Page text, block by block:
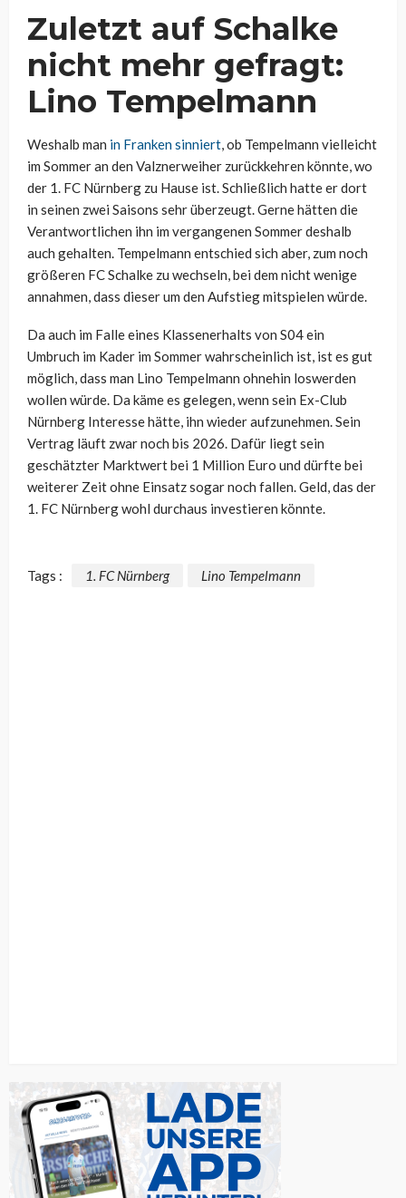
Zuletzt auf Schalke
nicht mehr gefragt:
Lino Tempelmann
Weshalb man in Franken sinniert, ob Tempelmann vielleicht
im Sommer an den Valznerweiher zurückkehren könnte, wo
der 1. FC Nürnberg zu Hause ist. Schließlich hatte er dort
in seinen zwei Saisons sehr überzeugt. Gerne hätten die
Verantwortlichen ihn im vergangenen Sommer deshalb
auch gehalten. Tempelmann entschied sich aber, zum noch
größeren FC Schalke zu wechseln, bei dem nicht wenige
annahmen, dass dieser um den Aufstieg mitspielen würde.
Da auch im Falle eines Klassenerhalts von S04 ein
Umbruch im Kader im Sommer wahrscheinlich ist, ist es gut
möglich, dass man Lino Tempelmann ohnehin loswerden
wollen würde. Da käme es gelegen, wenn sein Ex-Club
Nürnberg Interesse hätte, ihn wieder aufzunehmen. Sein
Vertrag läuft zwar noch bis 2026. Dafür liegt sein
geschätzter Marktwert bei 1 Million Euro und dürfte bei
weiterer Zeit ohne Einsatz sogar noch fallen. Geld, das der
1. FC Nürnberg wohl durchaus investieren könnte.
Tags : 1. FC Nürnberg Lino Tempelmann